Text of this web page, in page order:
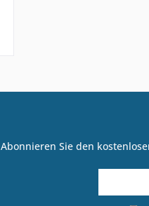
Abonnieren Sie den